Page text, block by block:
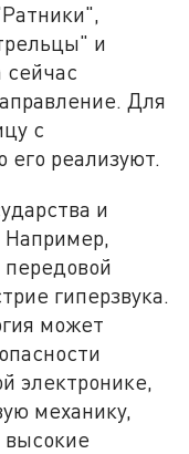
и
Для
с
реализуют.
и
Например,
гиперзвука.
может
электронике,
механику,